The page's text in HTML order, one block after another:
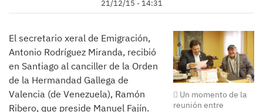
21/12/15 - 14:31
Un momento de la
reunión entre
El secretario xeral de Emigración,
Antonio Rodríguez Miranda, recibió
en Santiago al canciller de la Orden
de la Hermandad Gallega de
Valencia (de Venezuela), Ramón
Ribero, que preside Manuel Fajín.